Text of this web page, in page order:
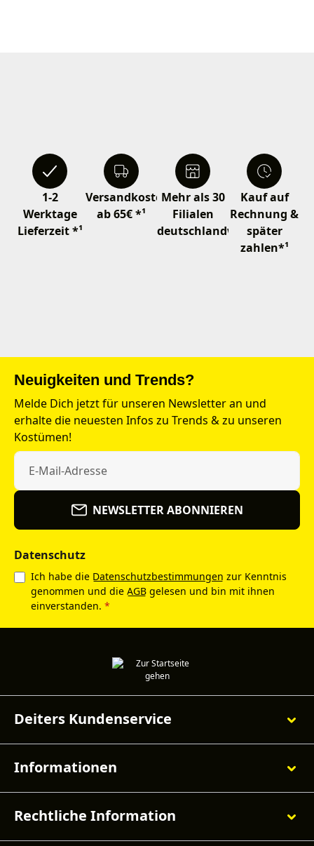
1-2
Werktage
Lieferzeit *¹
Versandkostenfrei
ab 65€ *¹
Mehr als 30
Filialen
deutschlandweit
Kauf auf
Rechnung &
später
zahlen*¹
Neuigkeiten und Trends?
Melde Dich jetzt für unseren Newsletter an und
erhalte die neuesten Infos zu Trends & zu unseren
Kostümen!
NEWSLETTER ABONNIEREN
Datenschutz
Ich habe die Datenschutzbestimmungen zur Kenntnis
genommen und die AGB gelesen und bin mit ihnen
einverstanden. *
Deiters Kundenservice
Informationen
Rechtliche Information